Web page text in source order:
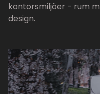
kontorsmiljöer - rum
design.